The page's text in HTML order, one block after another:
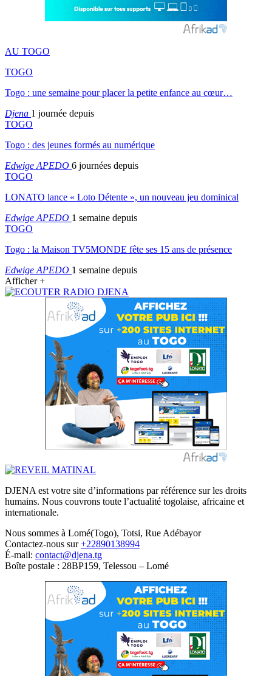
AU TOGO
TOGO
Togo : une semaine pour placer la petite enfance au cœur…
Djena 1 journée depuis
TOGO
Togo : des jeunes formés au numérique
Edwige APEDO 6 journées depuis
TOGO
LONATO lance « Loto Détente », un nouveau jeu dominical
Edwige APEDO 1 semaine depuis
TOGO
Togo : la Maison TV5MONDE fête ses 15 ans de présence
Edwige APEDO 1 semaine depuis
Afficher +
DJENA est votre site d’informations par référence sur les droits
humains. Nous couvrons toute l’actualité togolaise, africaine et
internationale.
Nous sommes à Lomé(Togo), Totsi, Rue Adébayor
Contactez-nous sur+22890138994
É-mail: contact@djena.tg
Boîte postale : 28BP159, Telessou – Lomé